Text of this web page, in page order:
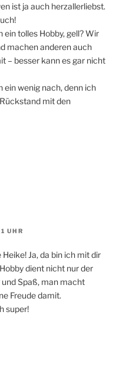
ist ja auch herzallerliebst.
ein tolles Hobby, gell? Wir
machen anderen auch
– besser kann es gar nicht
ein wenig nach, denn ich
mit den
UHR
Ja, da bin ich mit dir
dient nicht nur der
Spaß, man macht
Freude damit.
super!